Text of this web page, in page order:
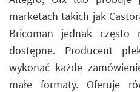
marketach takich jak
Bricoman jednak
dostępne. Producent
wykonać każde
małe formaty. Oferuje